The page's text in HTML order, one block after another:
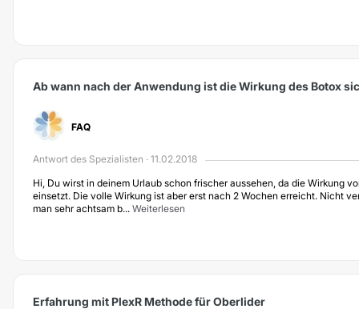
Ab wann nach der Anwendung ist die Wirkung des Botox
FAQ
Antwort des Spezialisten · 11.02.2018
Hi, Du wirst in deinem Urlaub schon frischer aussehen, da die Wirkung
einsetzt. Die volle Wirkung ist aber erst nach 2 Wochen erreicht. Nicht
man sehr achtsam b... Weiterlesen
Erfahrung mit PlexR Methode für Oberlider